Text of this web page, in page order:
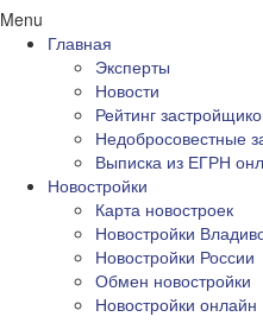
Menu
Главная
Эксперты
Новости
Рейтинг
Недобросовестные
Выписка из ЕГРН
Новостройки
Карта новостроек
Новостройки
Новостройки России
Обмен новостройки
Новостройки онлайн